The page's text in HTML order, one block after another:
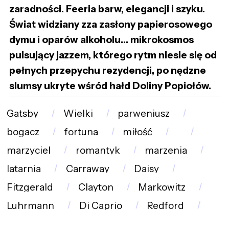
zaradności. Feeria barw, elegancji i szyku.
Świat widziany zza zasłony papierosowego
dymu i oparów alkoholu… mikrokosmos
pulsujący jazzem, którego rytm niesie się od
pełnych przepychu rezydencji, po nędzne
slumsy ukryte wśród hałd Doliny Popiołów.
Gatsby Wielki
parweniusz
bogacz
fortuna
miłość
marzyciel
romantyk
marzenia
latarnia
Carraway
Daisy
Fitzgerald
Clayton
Markowitz
Luhrmann
Di Caprio Redford